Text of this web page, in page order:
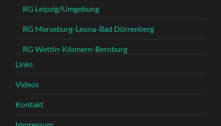
RG Leipzig/Umgebung
RG Merseburg-Leuna-Bad Dürrenberg
RG Wettin-Könnern-Bernburg
Links
Videos
Kontakt